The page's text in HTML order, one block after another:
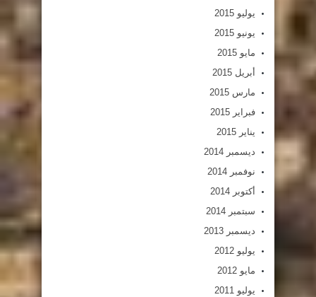
يوليو 2015
يونيو 2015
مايو 2015
أبريل 2015
مارس 2015
فبراير 2015
يناير 2015
ديسمبر 2014
نوفمبر 2014
أكتوبر 2014
سبتمبر 2014
ديسمبر 2013
يوليو 2012
مايو 2012
يوليو 2011